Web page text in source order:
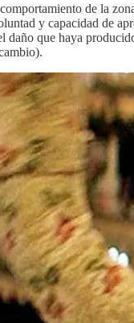
de la
y capacidad de
daño que haya